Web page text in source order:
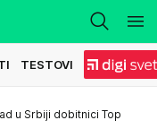
TESTOVI
u Srbiji dobitnici Top